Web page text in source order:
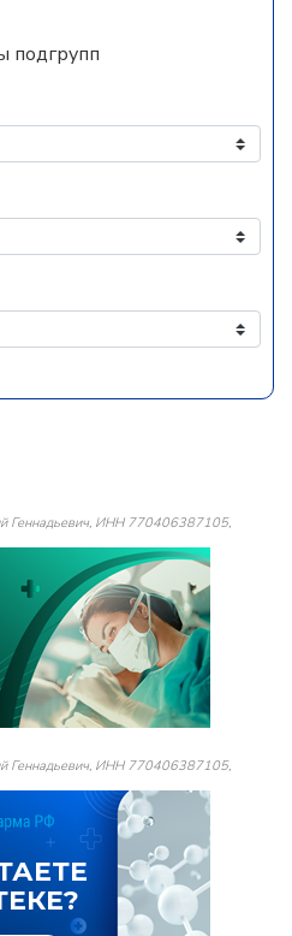
подгрупп
Геннадьевич, ИНН 770406387105,
Геннадьевич, ИНН 770406387105,